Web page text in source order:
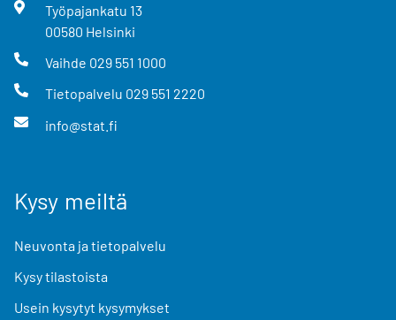
Työpajankatu 13
00580 Helsinki
Vaihde 029 551 1000
Tietopalvelu 029 551 2220
info@stat.fi
Kysy meiltä
Neuvonta ja tietopalvelu
Kysy tilastoista
Usein kysytyt kysymykset